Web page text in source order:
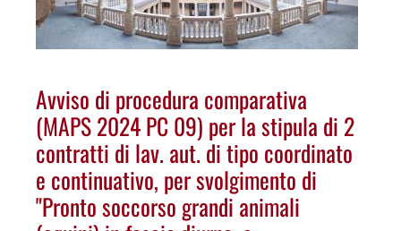
Avviso di procedura comparativa
(MAPS 2024 PC 09) per la stipula di 2
contratti di lav. aut. di tipo coordinato
e continuativo, per svolgimento di
"Pronto soccorso grandi animali